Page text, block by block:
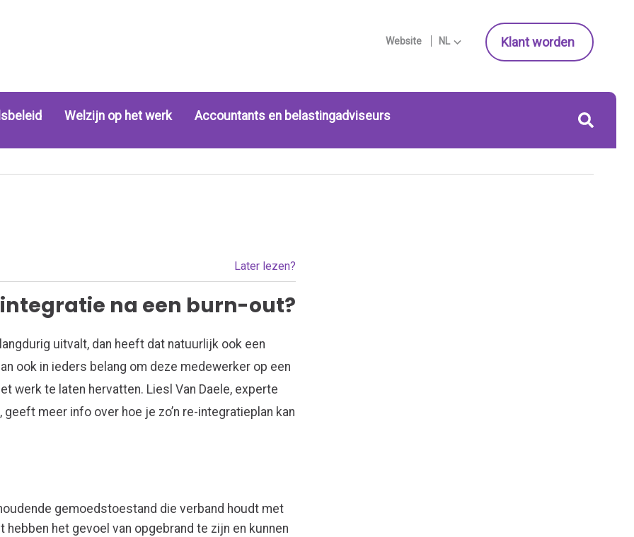
Website NL Klant worden
Welzijn op het werk Accountants en belastingadviseurs
Later lezen?
na een burn-out?
uitvalt, dan heeft dat natuurlijk ook een
ook in ieders belang om deze medewerker op een
werk te laten hervatten. Liesl Van Daele, experte
meer info over hoe je zo’n re-integratieplan kan
gemoedstoestand die verband houdt met
het gevoel van opgebrand te zijn en kunnen